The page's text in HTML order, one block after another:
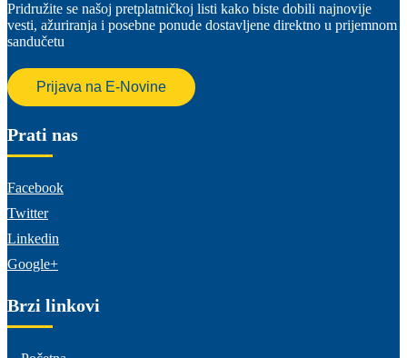
Pridružite se našoj pretplatničkoj listi kako biste dobili najnovije
vesti, ažuriranja i posebne ponude dostavljene direktno u prijemnom
sandučetu
Prijava na E-Novine
Prati nas
Facebook
Twitter
Linkedin
Google+
Brzi linkovi